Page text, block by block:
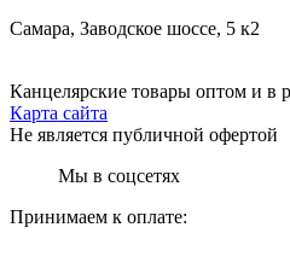
Самара, Заводское шоссе, 5 к2
Канцелярские товары оптом и в
Карта сайта
Не является публичной офертой
Мы в соцсетях
Принимаем к оплате: